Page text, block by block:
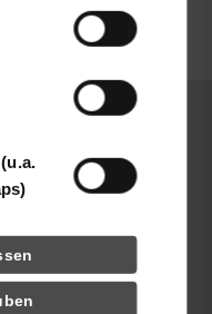
bereitgestellt
Ihrer Nutzung